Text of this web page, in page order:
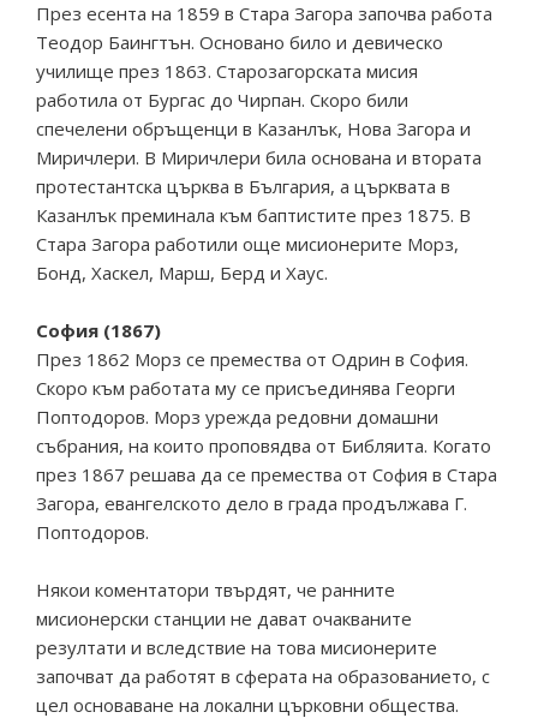
През есента на 1859 в Стара Загора започва работа
Теодор Баингтън. Основано било и девическо
училище през 1863. Старозагорската мисия
работила от Бургас до Чирпан. Скоро били
спечелени обръщенци в Казанлък, Нова Загора и
Миричлери. В Миричлери била основана и втората
протестантска църква в България, а църквата в
Казанлък преминала към баптистите през 1875. В
Стара Загора работили още мисионерите Морз,
Бонд, Хаскел, Марш, Берд и Хаус.
София (1867)
През 1862 Морз се премества от Одрин в София.
Скоро към работата му се присъединява Георги
Поптодоров. Морз урежда редовни домашни
събрания, на които проповядва от Библяита. Когато
през 1867 решава да се премества от София в Стара
Загора, евангелското дело в града продължава Г.
Поптодоров.
Някои коментатори твърдят, че ранните
мисионерски станции не дават очакваните
резултати и вследствие на това мисионерите
започват да работят в сферата на образованието, с
цел основаване на локални църковни общества.